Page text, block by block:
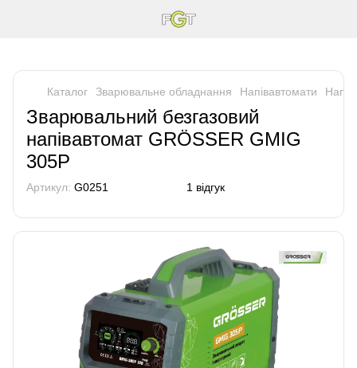
Каталог Зварювальне обладнання Напівавтомати
Зварювальний безгазовий
напівавтомат GRÖSSER GMIG
305Р
Артикул: G0251 1 відгук